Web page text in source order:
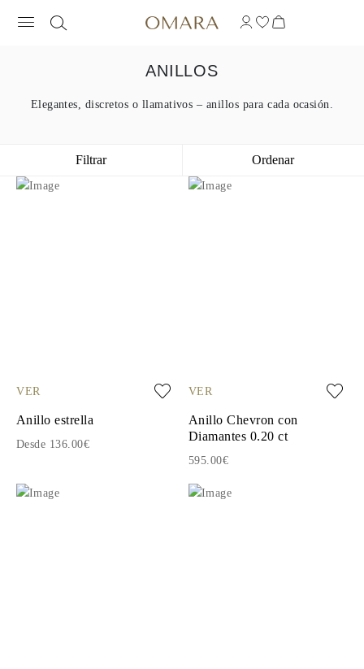
ANILLOS
Elegantes, discretos o llamativos – anillos para cada ocasión.
Filtrar Ordenar
VER
Anillo estrella
Desde 136.00€
VER
Anillo Chevron con
Diamantes 0.20 ct
595.00€